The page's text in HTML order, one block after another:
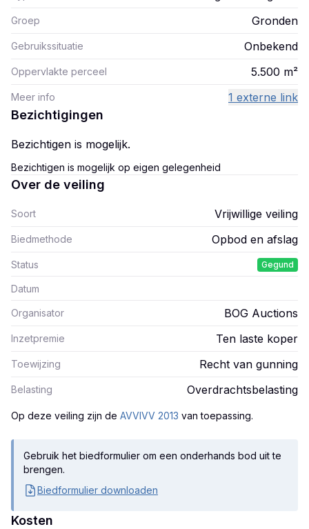
Groep Gronden
Gebruikssituatie Onbekend
Oppervlakte perceel 5.500 m²
Meer info 1 externe link
Bezichtigingen
Bezichtigen is mogelijk.
Bezichtigen is mogelijk op eigen gelegenheid
Over de veiling
Soort Vrijwillige veiling
Biedmethode Opbod en afslag
Status Gegund
Datum
Organisator BOG Auctions
Inzetpremie Ten laste koper
Toewijzing Recht van gunning
Belasting Overdrachtsbelasting
Op deze veiling zijn de AVVIVV 2013 van toepassing.
Gebruik het biedformulier om een onderhands bod uit te
brengen.
Biedformulier downloaden
Kosten